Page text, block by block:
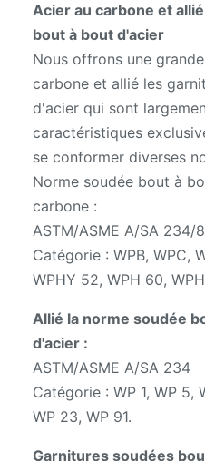
Acier au carbone et
bout à bout d'acier
Nous offrons une
carbone et allié les
d'acier qui sont
caractéristiques
se conformer diverses
Norme soudée bout à
carbone :
ASTM/ASME A/SA 234/
Catégorie : WPB, WPC,
WPHY 52, WPH 60,
Allié la norme soudée
d'acier :
ASTM/ASME A/SA 234
Catégorie : WP 1, WP 5,
WP 23, WP 91.
Garnitures soudées